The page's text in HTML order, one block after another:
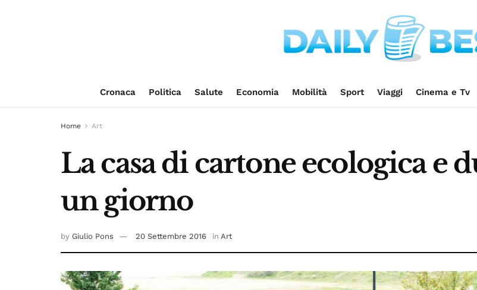
Cronaca Politica Salute Economia Mobilità Sport Viaggi Cinema e Tv
Home Art
La casa di cartone ecologica e
un giorno
by Giulio Pons 20 Settembre 2016 in Art